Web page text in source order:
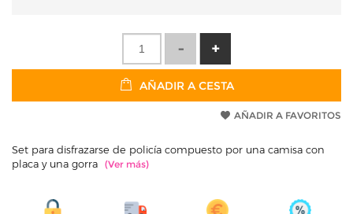
AÑADIR A CESTA
AÑADIR A FAVORITOS
Set para disfrazarse de policía compuesto por una camisa con
placa y una gorra